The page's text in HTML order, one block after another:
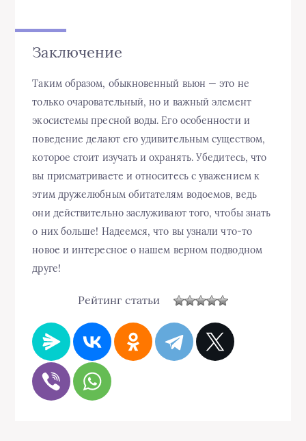
Заключение
Таким образом, обыкновенный вьюн — это не
только очаровательный, но и важный элемент
экосистемы пресной воды. Его особенности и
поведение делают его удивительным существом,
которое стоит изучать и охранять. Убедитесь, что
вы присматриваете и относитесь с уважением к
этим дружелюбным обитателям водоемов, ведь
они действительно заслуживают того, чтобы знать
о них больше! Надеемся, что вы узнали что-то
новое и интересное о нашем верном подводном
друге!
Рейтинг статьи